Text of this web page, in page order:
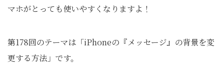
マホがとっても使いやすくなりますよ！
第178回のテーマは「iPhoneの『メッセージ』の背景を変
更する方法」です。